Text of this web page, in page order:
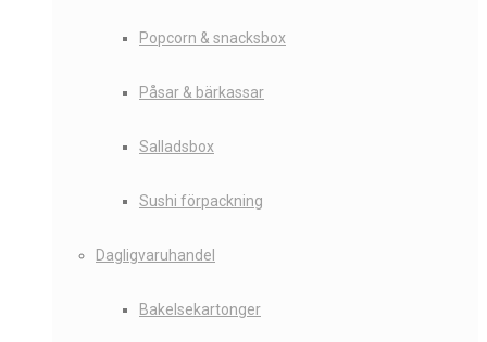
Popcorn & snacksbox
Påsar & bärkassar
Salladsbox
Sushi förpackning
Dagligvaruhandel
Bakelsekartonger